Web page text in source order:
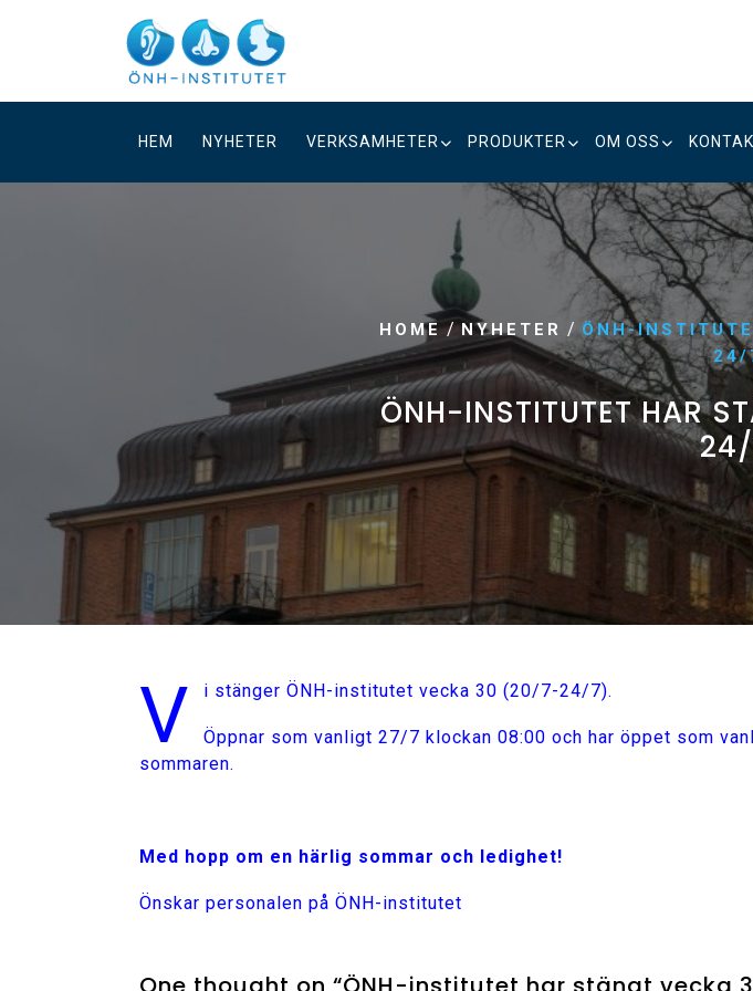
HEM NYHETER VERKSAMHETER PRODUKTER OM OSS
HOME/NYHETER / ÖNH-
ÖNH-INSTITUTET HAR
V i stänger ÖNH-institutet vecka 30 (20/7-24/7).
Öppnar som vanligt 27/7 klockan 08:00 och har öppet som
sommaren.
Med hopp om en härlig sommar och ledighet!
Önskar personalen på ÖNH-institutet